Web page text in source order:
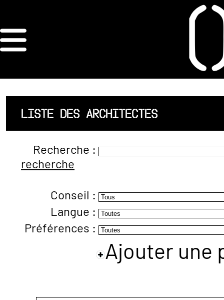
ORDRE DES
ARCHITECTES
ACCUEIL
LISTE DES
ARCHITECTES
JURISPRUDENCE
ANNEXE 4 CODT
LISTE DES ARCHITECTES
Recherche :
recherche
Conseil :
Langue :
Préférences :
Ajouter une